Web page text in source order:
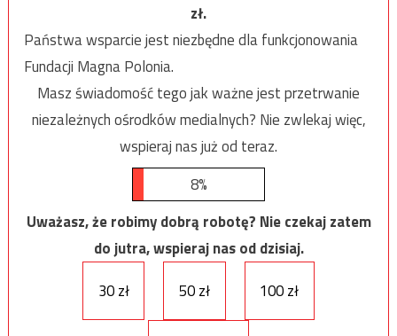
zł.
Państwa wsparcie jest niezbędne dla funkcjonowania
Fundacji Magna Polonia.
Masz świadomość tego jak ważne jest przetrwanie
niezależnych ośrodków medialnych? Nie zwlekaj więc,
wspieraj nas już od teraz.
8%
Uważasz, że robimy dobrą robotę? Nie czekaj zatem
do jutra, wspieraj nas od dzisiaj.
30 zł
50 zł 100 zł